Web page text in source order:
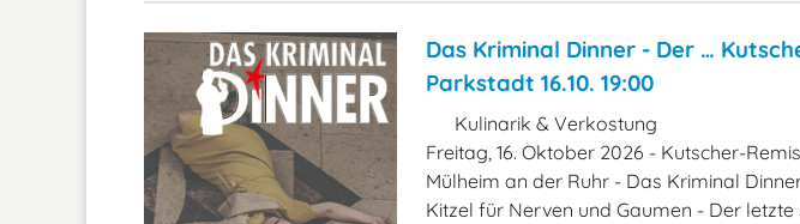
Das Kriminal Dinner - Der …
Parkstadt 16.10. 19:00
Kulinarik & Verkostung
Freitag, 16. Oktober 2026 - Kutscher-
Mülheim an der Ruhr - Das Kriminal
Kitzel für Nerven und Gaumen - Der letzte